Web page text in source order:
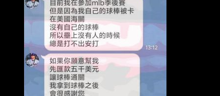
的前翻譯水原一平，因非法登入大谷銀行帳戶、
犯下銀行詐欺 等罪，遭判處4年9個月有期徒刑。
美國媒體27日（台灣時間28日）公開他冒充大谷
與銀行 通話的部分錄音內容。 針對這起震驚全
球體